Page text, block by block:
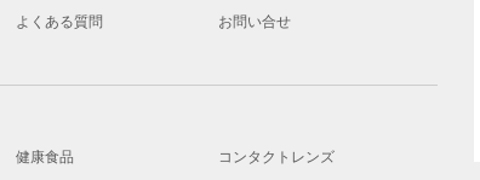
よくある質問 お問い合せ
健康食品
コンタクトレンズ